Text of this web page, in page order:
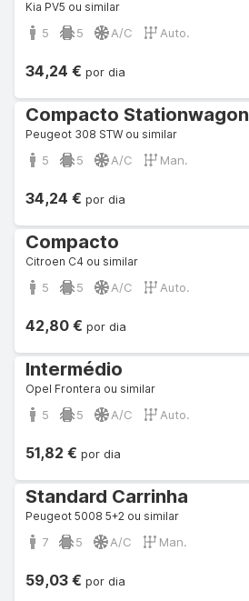
Kia PV5 ou similar
5 5 A/C Auto.
34,24 € por dia
Compacto Stationwagon
Peugeot 308 STW ou similar
5 5 A/C Man.
34,24 € por dia
Compacto
Citroen C4 ou similar
5 5 A/C Auto.
42,80 € por dia
Intermédio
Opel Frontera ou similar
5 5 A/C Auto.
51,82 € por dia
Standard Carrinha
Peugeot 5008 5+2 ou similar
7 5 A/C Man.
59,03 € por dia